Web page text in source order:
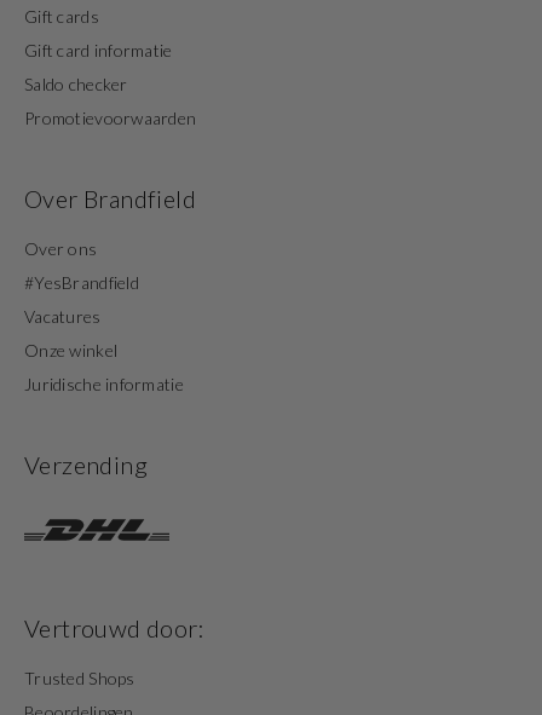
Gift cards
Gift card informatie
Saldo checker
Promotievoorwaarden
Over Brandfield
Over ons
#YesBrandfield
Vacatures
Onze winkel
Juridische informatie
Verzending
Vertrouwd door:
Trusted Shops